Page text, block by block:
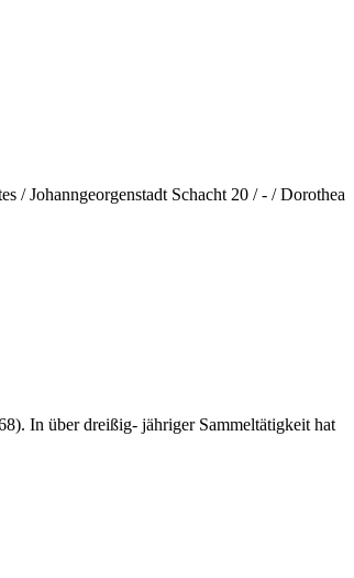
/ Johanngeorgenstadt Schacht 20 / - / Dorothea
In über dreißig- jähriger Sammeltätigkeit hat